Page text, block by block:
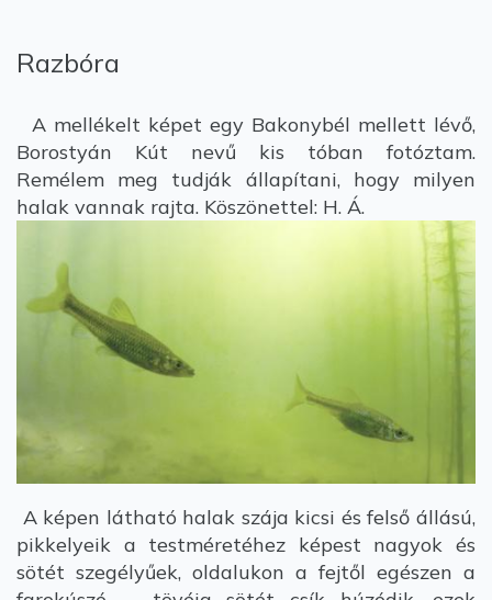
Razbóra
A mellékelt képet egy Bakonybél mellett lévő,
Borostyán Kút nevű kis tóban fotóztam.
Remélem meg tudják állapítani, hogy milyen
halak vannak rajta. Köszönettel: H. Á.
A képen látható halak szája kicsi és felső állású,
pikkelyeik a testméretéhez képest nagyok és
sötét szegélyűek, oldalukon a fejtől egészen a